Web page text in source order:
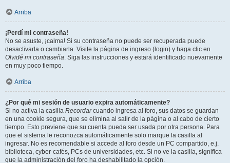
Arriba
¡Perdí mi contraseña!
No se asuste, ¡calma! Si su contraseña no puede ser recuperada puede
desactivarla o cambiarla. Visite la página de ingreso (login) y haga clic en
Olvidé mi contraseña. Siga las instrucciones y estará identificado nuevamente
en muy poco tiempo.
Arriba
¿Por qué mi sesión de usuario expira automáticamente?
Si no activa la casilla Recordarcuando ingresa al foro, sus datos se guardan
en una cookie segura, que se elimina al salir de la página o al cabo de cierto
tiempo. Esto previene que su cuenta pueda ser usada por otra persona. Para
que el sistema le reconozca automáticamente solo marque la casilla al
ingresar. No es recomendable si accede al foro desde un PC compartido, e.j.
biblioteca, cyber-cafés, PCs de universidades, etc. Si no ve la casilla, significa
que la administración del foro ha deshabilitado la opción.